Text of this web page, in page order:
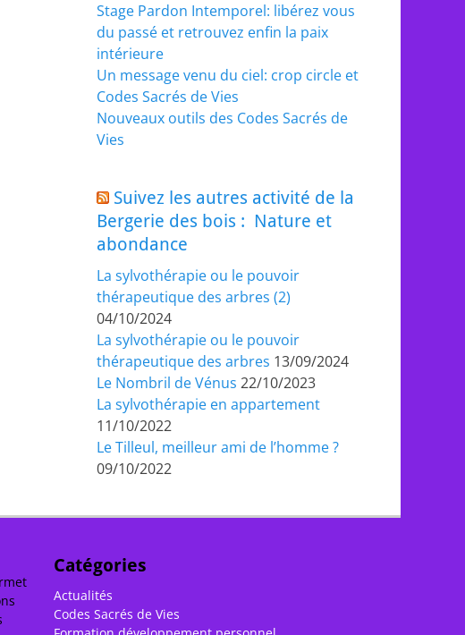
Stage Pardon Intemporel: libérez vous
du passé et retrouvez enfin la paix
intérieure
Un message venu du ciel: crop circle et
Codes Sacrés de Vies
Nouveaux outils des Codes Sacrés de
Vies
Suivez les autres activité de la
Bergerie des bois : Nature et
abondance
La sylvothérapie ou le pouvoir
thérapeutique des arbres (2)
04/10/2024
La sylvothérapie ou le pouvoir
thérapeutique des arbres 13/09/2024
Le Nombril de Vénus 22/10/2023
La sylvothérapie en appartement
11/10/2022
Le Tilleul, meilleur ami de l’homme ?
09/10/2022
Catégories
Actualités
Codes Sacrés de Vies